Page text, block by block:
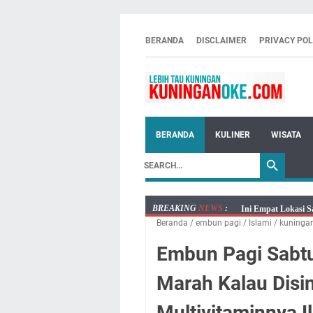
BERANDA DISCLAIMER PRIVACY
BERANDA KULINER WISATA
BREAKING NEWS :
Ini Empat Lokasi
Jumat 7 Agustus
Embun Pagi
Tetap Berjalan
Salat Lima Waktu
Menenangkan, Ini
Beranda / embun pagi / Islami /
Embun Pagi
Marah Kalau